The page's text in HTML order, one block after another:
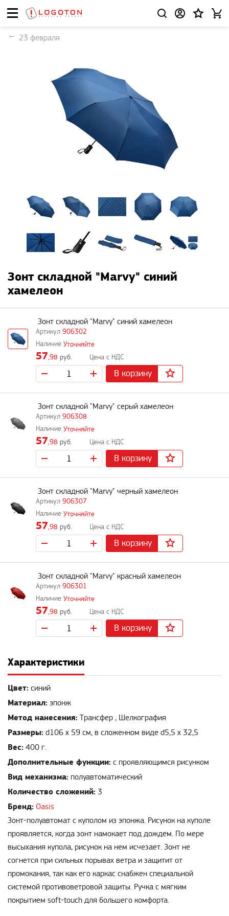
23 февраля
Зонт складной "Marvy" синий
хамелеон
906302
Зонт складной "Marvy" синий хамелеон
Уточняйте
57,98 руб.
В корзину
906308
Зонт складной "Marvy" серый хамелеон
Уточняйте
57,98 руб.
В корзину
906307
Зонт складной "Marvy" черный хамелеон
Уточняйте
57,98 руб.
В корзину
906301
Зонт складной "Marvy" красный хамелеон
Уточняйте
57,98 руб.
В корзину
Характеристики
Цвет: синий
Материал: эпонж
Метод нанесения: Трансфер , Шелкография
Размеры: d106 х 59 см, в сложенном виде d5,5 х 32,5
Вес: 400 г.
Дополнительные функции: с проявляющимся рисунком
Вид механизма: полуавтоматический
Количество сложений: 3
Бренд: Oasis
Зонт-полуавтомат с куполом из эпонжа. Рисунок на куполе
проявляется, когда зонт намокает под дождем. По мере
высыхания купола, рисунок на нем исчезает. Зонт не
согнется при сильных порывах ветра и защитит от
промокания, так как его каркас снабжен специальной
системой противоветровой защиты. Ручка с мягким
покрытием soft-touch для большего комфорта.